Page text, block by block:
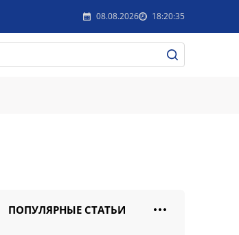
08.08.2026 18:20:35
ПОПУЛЯРНЫЕ СТАТЬИ